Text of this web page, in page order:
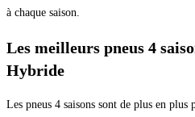
à chaque saison.
Les meilleurs pneus 4
Hybride
Les pneus 4 saisons sont de plus en plus